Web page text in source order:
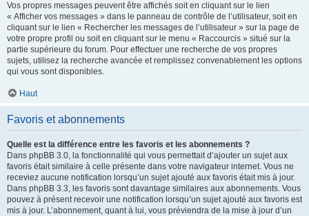
Vos propres messages peuvent être affichés soit en cliquant sur le lien
« Afficher vos messages » dans le panneau de contrôle de l’utilisateur, soit en
cliquant sur le lien « Rechercher les messages de l’utilisateur » sur la page de
votre propre profil ou soit en cliquant sur le menu « Raccourcis » situé sur la
partie supérieure du forum. Pour effectuer une recherche de vos propres
sujets, utilisez la recherche avancée et remplissez convenablement les options
qui vous sont disponibles.
Haut
Favoris et abonnements
Quelle est la différence entre les favoris et les abonnements ?
Dans phpBB 3.0, la fonctionnalité qui vous permettait d’ajouter un sujet aux
favoris était similaire à celle présente dans votre navigateur internet. Vous ne
receviez aucune notification lorsqu’un sujet ajouté aux favoris était mis à jour.
Dans phpBB 3.3, les favoris sont davantage similaires aux abonnements. Vous
pouvez à présent recevoir une notification lorsqu’un sujet ajouté aux favoris est
mis à jour. L’abonnement, quant à lui, vous préviendra de la mise à jour d’un